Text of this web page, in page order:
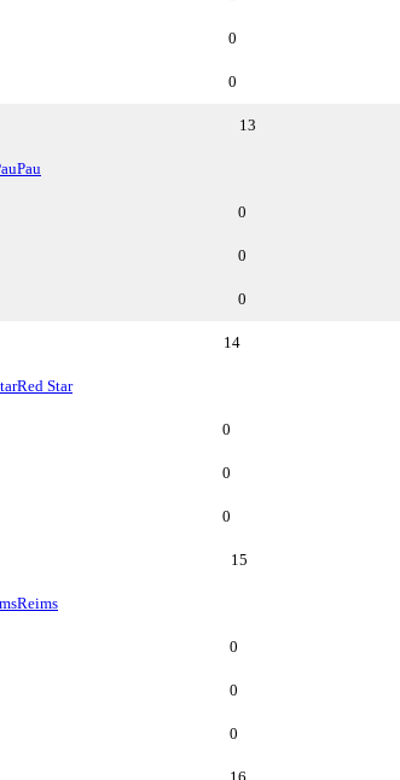
0
0
13
Pau
0
0
0
14
Red Star
0
0
0
15
Reims
0
0
0